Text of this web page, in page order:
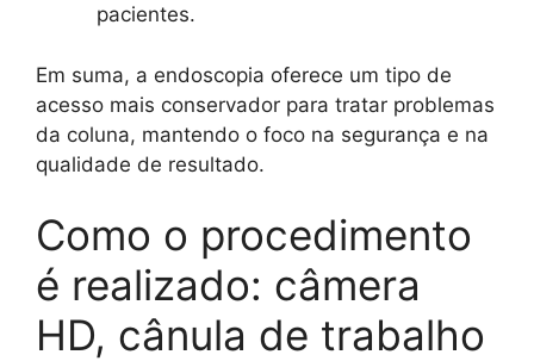
pacientes.
Em suma, a endoscopia oferece um tipo de
acesso mais conservador para tratar problemas
da coluna, mantendo o foco na segurança e na
qualidade de resultado.
Como o procedimento
é realizado: câmera
HD, cânula de trabalho